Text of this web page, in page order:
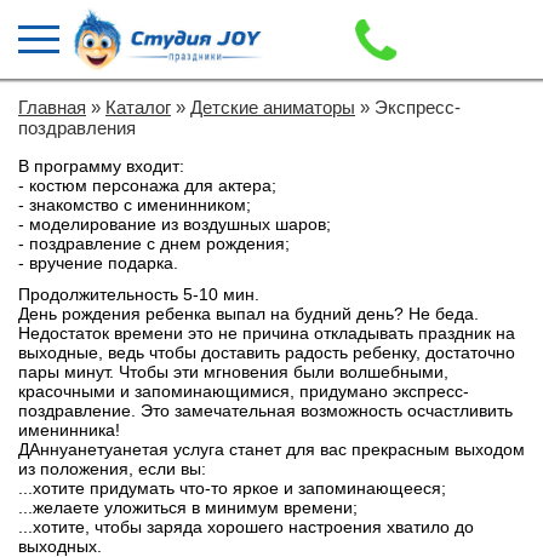
Главная » Каталог » Детские аниматоры » Экспресс-
поздравления
В программу входит:
- костюм персонажа для актера;
- знакомство с именинником;
- моделирование из воздушных шаров;
- поздравление с днем рождения;
- вручение подарка.
Продолжительность 5-10 мин.
День рождения ребенка выпал на будний день? Не беда.
Недостаток времени это не причина откладывать праздник на
выходные, ведь чтобы доставить радость ребенку, достаточно
пары минут. Чтобы эти мгновения были волшебными,
красочными и запоминающимися, придумано экспресс-
поздравление. Это замечательная возможность осчастливить
именинника!
ДАннуанетуанетая услуга станет для вас прекрасным выходом
из положения, если вы:
...хотите придумать что-то яркое и запоминающееся;
...желаете уложиться в минимум времени;
...хотите, чтобы заряда хорошего настроения хватило до
выходных.